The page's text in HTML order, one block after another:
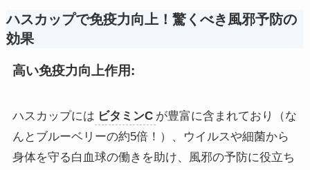
ハスカップで免疫力向上！驚くべき風邪予防の
効果
高い免疫力向上作用:
ハスカップには ビタミンC が豊富に含まれており（な
んとブルーベリーの約5倍！）、ウイルスや細菌から
身体を守る白血球の働きを助け、風邪の予防に役立ち